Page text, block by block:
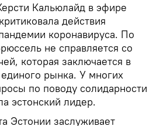
Кальюлайд в эфире
действия
коронавируса. По
не справляется со
которая заключается в
рынка. У многих
по поводу солидарности
эстонский лидер.
Эстонии заслуживает